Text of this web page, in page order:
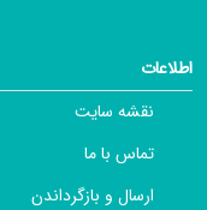
اطلاعات
نقشه سایت
تماس با ما
ارسال و بازگرداندن